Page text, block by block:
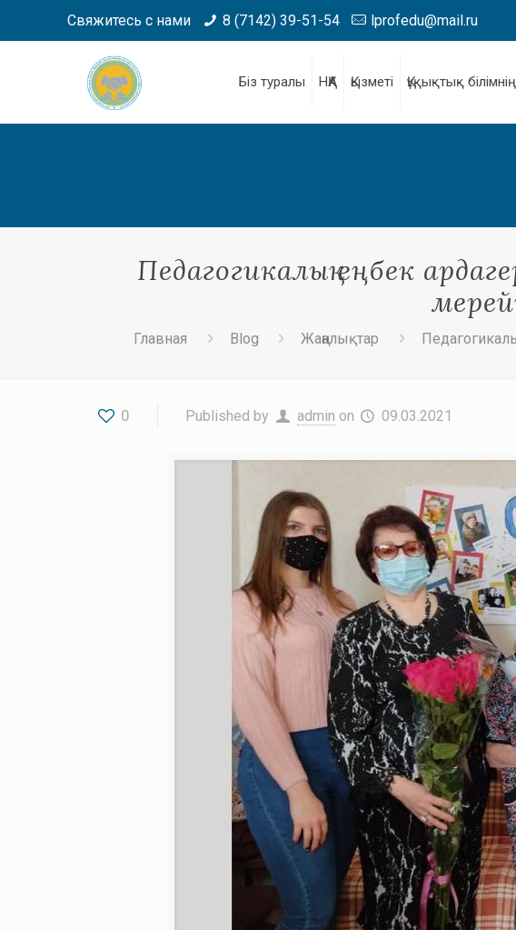
Свяжитесь с нами 8 (7142) 39-51-54 lprofedu@mail.ru
Біз туралы НҚА Қызметі Құқықтық
Педагогикалық еңбек
Главная Blog Жаңалықтар
0 Published by admin on 09.03.2021